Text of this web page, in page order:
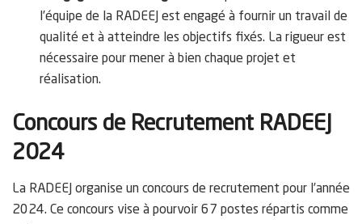
l’équipe de la RADEEJ est engagé à fournir un travail de
qualité et à atteindre les objectifs fixés. La rigueur est
nécessaire pour mener à bien chaque projet et
réalisation.
Concours de Recrutement RADEEJ
2024
La RADEEJ organise un concours de recrutement pour l’année
2024. Ce concours vise à pourvoir 67 postes répartis comme